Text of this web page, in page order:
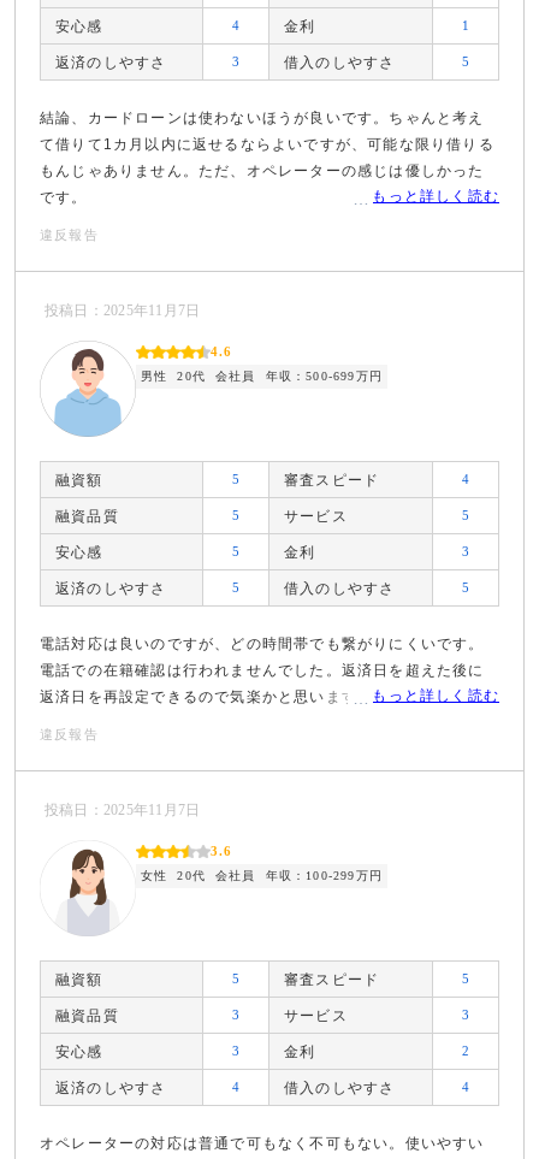
安心感 4 金利 1
返済のしやすさ 3 借入のしやすさ 5
結論、カードローンは使わないほうが良いです。ちゃんと考え
て借りて1カ月以内に返せるならよいですが、可能な限り借りる
もんじゃありません。ただ、オペレーターの感じは優しかった
です。
もっと詳しく読む
違反報告
投稿日：2025年11月7日
4.6
男性 20代 会社員 年収：500-699万円
融資額 5 審査スピード 4
融資品質 5 サービス 5
安心感 5 金利 3
返済のしやすさ 5 借入のしやすさ 5
電話対応は良いのですが、どの時間帯でも繋がりにくいです。
電話での在籍確認は行われませんでした。返済日を超えた後に
返済日を再設定できるので気楽かと思います。 もっと詳しく読む
違反報告
投稿日：2025年11月7日
3.6
女性 20代 会社員 年収：100-299万円
融資額 5 審査スピード 5
融資品質 3 サービス 3
安心感 3 金利 2
返済のしやすさ 4 借入のしやすさ 4
オペレーターの対応は普通で可もなく不可もない。使いやすい